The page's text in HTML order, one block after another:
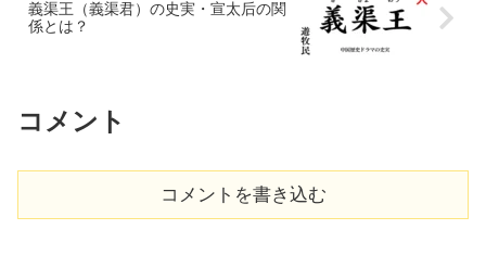
義渠王（義渠君）の史実・宣太后の関
係とは？
コメント
コメントを書き込む